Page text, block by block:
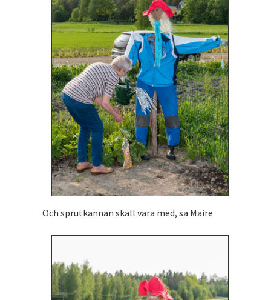
Och sprutkannan skall vara med, sa Maire